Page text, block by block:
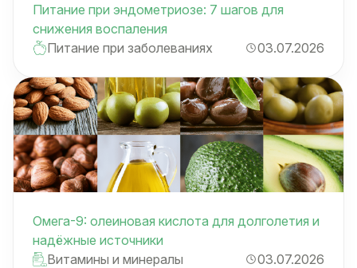
Питание при эндометриозе: 7 шагов для
снижения воспаления
Питание при заболеваниях
03.07.2026
Омега-9: олеиновая кислота для долголетия и
надёжные источники
Витамины и минералы
03.07.2026